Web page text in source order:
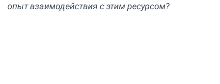
опыт взаимодействия с этим ресурсом?